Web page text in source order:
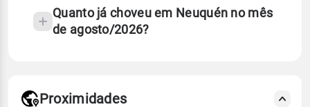
Quanto já choveu em Neuquén no mês
de agosto/2026?
Proximidades